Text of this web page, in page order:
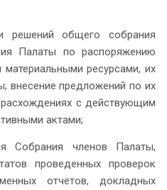
решений общего собрания
Палаты по распоряжению
ресурсами, их
внесение предложений по их
с действующим
актами;
Собрания членов Палаты,
проведенных проверок
отчетов, докладных